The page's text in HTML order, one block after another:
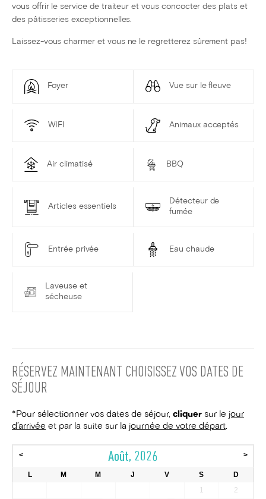
vous offrir le service de traiteur et vous concocter des plats et
des pâtisseries exceptionnelles.
Laissez-vous charmer et vous ne le regretterez sûrement pas!
Foyer Vue sur le fleuve
WIFI Animaux acceptés
Air climatisé BBQ
Articles essentiels
Détecteur de
fumée
Entrée privée Eau chaude
Laveuse et
sécheuse
RÉSERVEZ MAINTENANT CHOISISSEZ VOS DATES DE
SÉJOUR
*Pour sélectionner vos dates de séjour, cliquer sur le jour
d’arrivée et par la suite sur la journée de votre départ.
< Août, 2026
L M M J V S
D
1
2
>